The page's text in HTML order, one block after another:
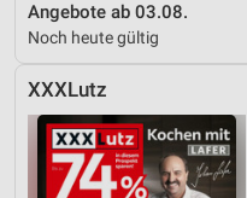
Angebote ab 03.08.
Noch heute gültig
XXXLutz